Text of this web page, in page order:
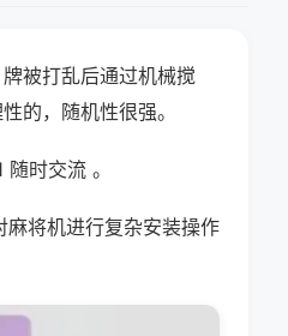
被打乱后通过机械搅
的，随机性很强。
时交流 。
将机进行复杂安装操作